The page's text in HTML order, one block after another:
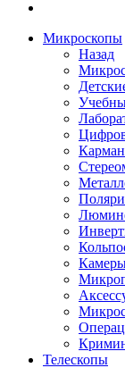
Микроскопы
Назад
Телескопы